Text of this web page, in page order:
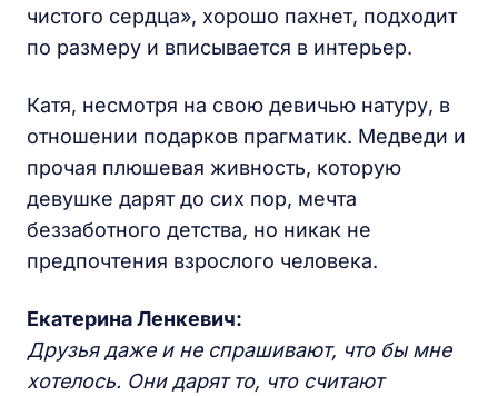
чистого сердца», хорошо пахнет, подходит
по размеру и вписывается в интерьер.
Катя, несмотря на свою девичью натуру, в
отношении подарков прагматик. Медведи и
прочая плюшевая живность, которую
девушке дарят до сих пор, мечта
беззаботного детства, но никак не
предпочтения взрослого человека.
Екатерина Ленкевич:
Друзья даже и не спрашивают, что бы мне
хотелось. Они дарят то, что считают